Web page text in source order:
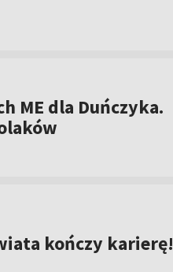
ME dla Duńczyka.
kończy karierę!